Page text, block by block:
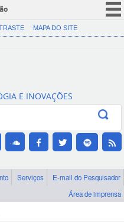
CORONAVÍRUS (COVID-19)
Canais
MAPA DO SITE
E INOVAÇÕES
Serviços
E-mail do Pesquisador
Área de imprensa